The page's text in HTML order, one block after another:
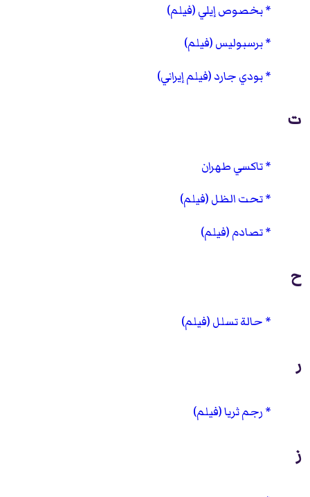
بخصوص إيلي (فيلم)
برسبوليس (فيلم)
بودي جارد (فيلم إيراني)
ت
تاكسي طهران
تحت الظل (فيلم)
تصادم (فيلم)
ح
حالة تسلل (فيلم)
ر
رجم ثريا (فيلم)
ز